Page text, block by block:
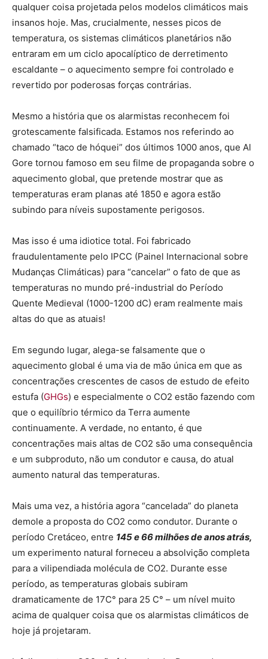
qualquer coisa projetada pelos modelos climáticos mais
insanos hoje. Mas, crucialmente, nesses picos de
temperatura, os sistemas climáticos planetários não
entraram em um ciclo apocalíptico de derretimento
escaldante – o aquecimento sempre foi controlado e
revertido por poderosas forças contrárias.
Mesmo a história que os alarmistas reconhecem foi
grotescamente falsificada. Estamos nos referindo ao
chamado “taco de hóquei” dos últimos 1000 anos, que Al
Gore tornou famoso em seu filme de propaganda sobre o
aquecimento global, que pretende mostrar que as
temperaturas eram planas até 1850 e agora estão
subindo para níveis supostamente perigosos.
Mas isso é uma idiotice total. Foi fabricado
fraudulentamente pelo IPCC (Painel Internacional sobre
Mudanças Climáticas) para “cancelar” o fato de que as
temperaturas no mundo pré-industrial do Período
Quente Medieval (1000-1200 dC) eram realmente mais
altas do que as atuais!
Em segundo lugar, alega-se falsamente que o
aquecimento global é uma via de mão única em que as
concentrações crescentes de casos de estudo de efeito
estufa (GHGs) e especialmente o CO2 estão fazendo com
que o equilíbrio térmico da Terra aumente
continuamente. A verdade, no entanto, é que
concentrações mais altas de CO2 são uma consequência
e um subproduto, não um condutor e causa, do atual
aumento natural das temperaturas.
Mais uma vez, a história agora “cancelada” do planeta
demole a proposta do CO2 como condutor. Durante o
período Cretáceo, entre 145 e 66 milhões de anos atrás,
um experimento natural forneceu a absolvição completa
para a vilipendiada molécula de CO2. Durante esse
período, as temperaturas globais subiram
dramaticamente de 17C° para 25 C° – um nível muito
acima de qualquer coisa que os alarmistas climáticos de
hoje já projetaram.